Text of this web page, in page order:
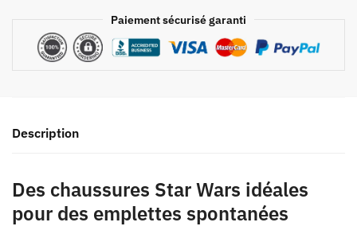
Paiement sécurisé garanti
Description
Des chaussures Star Wars idéales
pour des emplettes spontanées